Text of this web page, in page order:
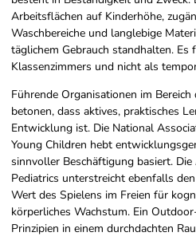
Arbeitsflächen auf Kinderhöhe,
Waschbereiche und langlebige
täglichem Gebrauch standhalten.
Klassenzimmers und nicht als
Führende Organisationen im
betonen, dass aktives, praktisches
Entwicklung ist. Die National
Young Children hebt
sinnvoller Beschäftigung basiert.
Pediatrics unterstreicht ebenfalls
Wert des Spielens im Freien für
körperliches Wachstum. Ein
Prinzipien in einem durchdachten